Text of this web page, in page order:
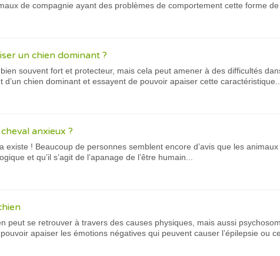
de compagnie ayant des problèmes de comportement cette forme de
un chien dominant ?
souvent fort et protecteur, mais cela peut amener à des difficultés
d’un chien dominant et essayent de pouvoir apaiser cette caractéristique...
anxieux ?
existe ! Beaucoup de personnes semblent encore d’avis que les animaux
et qu’il s’agit de l’apanage de l’être humain...
peut se retrouver à travers des causes physiques, mais aussi
apaiser les émotions négatives qui peuvent causer l’épilepsie ou